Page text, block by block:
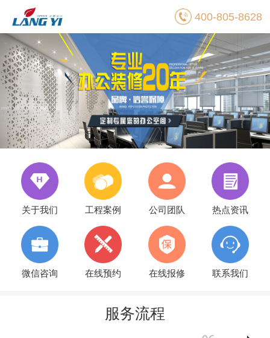
400-805-8628
关于我们 工程案例 公司团队 热点资讯
微信咨询 在线预约 在线报修 联系我们
服务流程